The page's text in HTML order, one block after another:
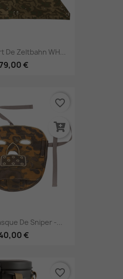
De Zeltbahn WH...
€
De Sniper -...
€
favorite_border
favorite_border